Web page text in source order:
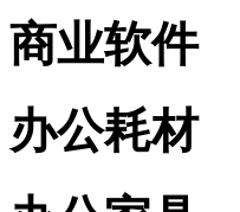
商业软件
办公耗材